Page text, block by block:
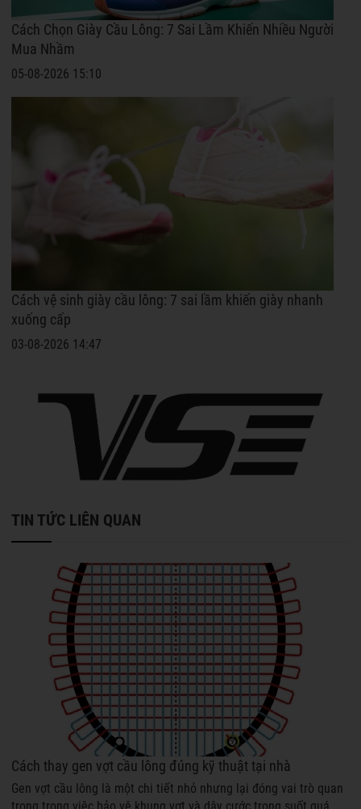
Cách Chọn Giày Cầu Lông: 7 Sai Lầm Khiến Nhiều Người
Mua Nhầm
05-08-2026 15:10
Cách vệ sinh giày cầu lông: 7 sai lầm khiến giày nhanh
xuống cấp
03-08-2026 14:47
TIN TỨC LIÊN QUAN
Cách thay gen vợt cầu lông đúng kỹ thuật tại nhà
Gen vợt cầu lông là một chi tiết nhỏ nhưng lại đóng vai trò quan